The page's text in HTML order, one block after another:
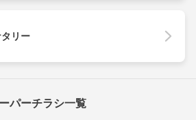
リー
パーチラシ一覧